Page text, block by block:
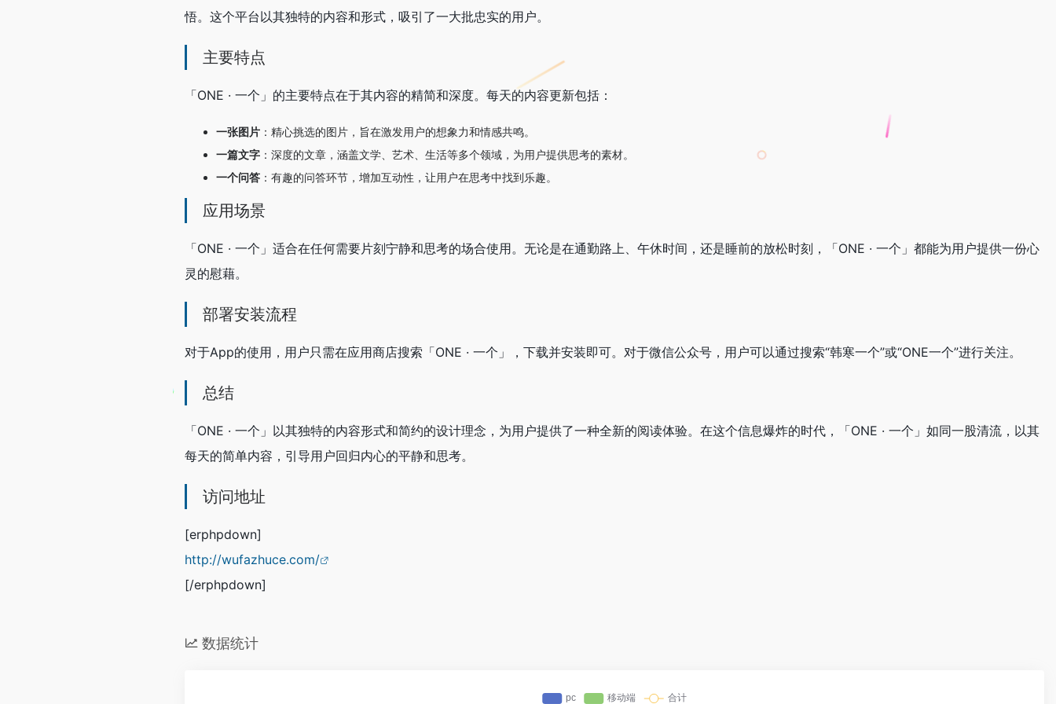
悟。这个平台以其独特的内容和形式，吸引了一大批忠实的用户。
主要特点
「ONE · 一个」的主要特点在于其内容的精简和深度。每天的内容更新包括：
一张图片 ：精心挑选的图片，旨在激发用户的想象力和情感共鸣。
一篇文字 ：深度的文章，涵盖文学、艺术、生活等多个领域，为用户提供思考的素材。
一个问答 ：有趣的问答环节，增加互动性，让用户在思考中找到乐趣。
应用场景
「ONE · 一个」适合在任何需要片刻宁静和思考的场合使用。无论是在通勤路上、午休时间，还是睡前的放松时刻，「ONE · 一个」都能为用户提供一份心
灵的慰藉。
部署安装流程
对于App的使用，用户只需在应用商店搜索「ONE · 一个」，下载并安装即可。对于微信公众号，用户可以通过搜索“韩寒一个”或“ONE一个”进行关注。
总结
「ONE · 一个」以其独特的内容形式和简约的设计理念，为用户提供了一种全新的阅读体验。在这个信息爆炸的时代，「ONE · 一个」如同一股清流，以其
每天的简单内容，引导用户回归内心的平静和思考。
访问地址
[erphpdown]
http://wufazhuce.com/
[/erphpdown]
数据统计